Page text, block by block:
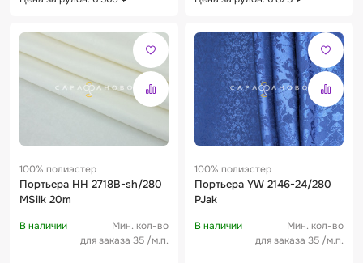
100% полиэстер
Портьера HH 2718B-sh/280
MSilk 20m
В наличии
Мин. кол-во
для заказа 35 /м.п.
100% полиэстер
Портьера YW 2146-24/280
PJak
В наличии
Мин. кол-во
для заказа 35 /м.п.